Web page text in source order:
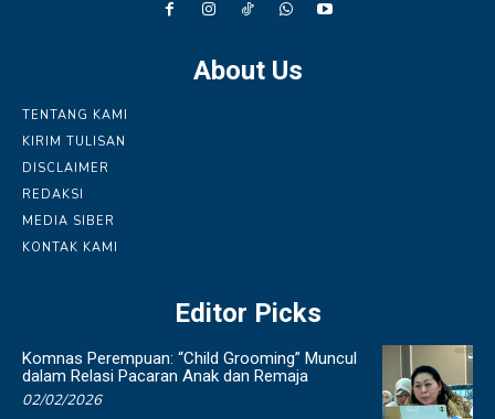
About Us
TENTANG KAMI
KIRIM TULISAN
DISCLAIMER
REDAKSI
MEDIA SIBER
KONTAK KAMI
Editor Picks
Komnas Perempuan: “Child Grooming” Muncul
dalam Relasi Pacaran Anak dan Remaja
02/02/2026